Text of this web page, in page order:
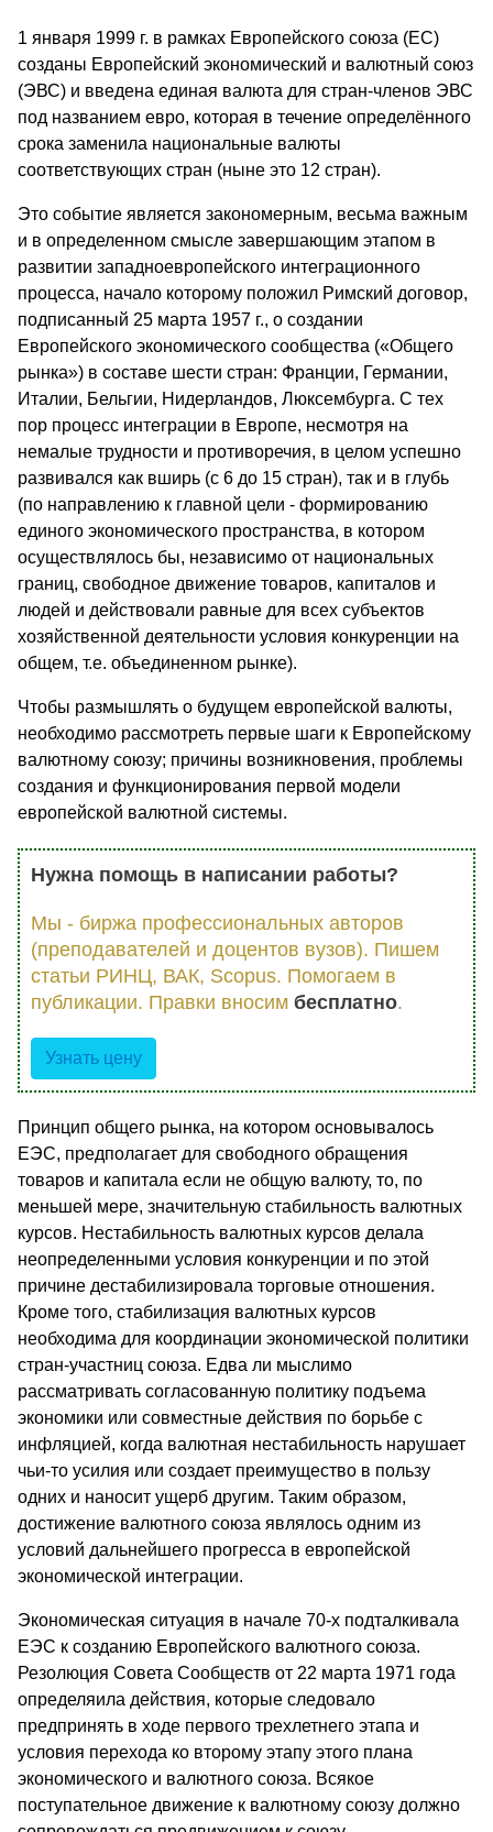
1 января 1999 г. в рамках Европейского союза (ЕС)
созданы Европейский экономический и валютный союз
(ЭВС) и введена единая валюта для стран-членов ЭВС
под названием евро, которая в течение определённого
срока заменила национальные валюты
соответствующих стран (ныне это 12 стран).
Это событие является закономерным, весьма важным
и в определенном смысле завершающим этапом в
развитии западноевропейского интеграционного
процесса, начало которому положил Римский договор,
подписанный 25 марта 1957 г., о создании
Европейского экономического сообщества («Общего
рынка») в составе шести стран: Франции, Германии,
Италии, Бельгии, Нидерландов, Люксембурга. С тех
пор процесс интеграции в Европе, несмотря на
немалые трудности и противоречия, в целом успешно
развивался как вширь (с 6 до 15 стран), так и в глубь
(по направлению к главной цели - формированию
единого экономического пространства, в котором
осуществлялось бы, независимо от национальных
границ, свободное движение товаров, капиталов и
людей и действовали равные для всех субъектов
хозяйственной деятельности условия конкуренции на
общем, т.е. объединенном рынке).
Чтобы размышлять о будущем европейской валюты,
необходимо рассмотреть первые шаги к Европейскому
валютному союзу; причины возникновения, проблемы
создания и функционирования первой модели
европейской валютной системы.
Нужна помощь в написании работы?
Мы - биржа профессиональных авторов
(преподавателей и доцентов вузов). Пишем
статьи РИНЦ, ВАК, Scopus. Помогаем в
публикации. Правки вносим бесплатно.
Узнать цену
Принцип общего рынка, на котором основывалось
ЕЭС, предполагает для свободного обращения
товаров и капитала если не общую валюту, то, по
меньшей мере, значительную стабильность валютных
курсов. Нестабильность валютных курсов делала
неопределенными условия конкуренции и по этой
причине дестабилизировала торговые отношения.
Кроме того, стабилизация валютных курсов
необходима для координации экономической политики
стран-участниц союза. Едва ли мыслимо
рассматривать согласованную политику подъема
экономики или совместные действия по борьбе с
инфляцией, когда валютная нестабильность нарушает
чьи-то усилия или создает преимущество в пользу
одних и наносит ущерб другим. Таким образом,
достижение валютного союза являлось одним из
условий дальнейшего прогресса в европейской
экономической интеграции.
Экономическая ситуация в начале 70-х подталкивала
ЕЭС к созданию Европейского валютного союза.
Резолюция Совета Сообществ от 22 марта 1971 года
определяила действия, которые следовало
предпринять в ходе первого трехлетнего этапа и
условия перехода ко второму этапу этого плана
экономического и валютного союза. Всякое
поступательное движение к валютному союзу должно